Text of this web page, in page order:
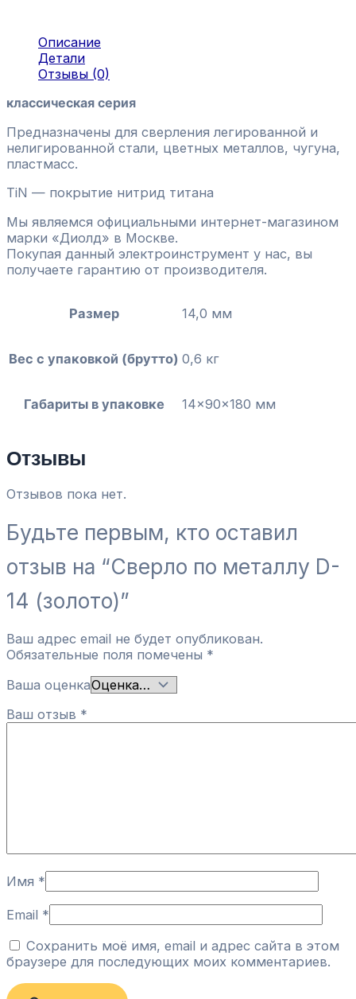
Описание
Детали
Отзывы (0)
классическая серия
Предназначены для сверления легированной и
нелигированной стали, цветных металлов, чугуна,
пластмасс.
TiN — покрытие нитрид титана
Мы являемся официальными интернет-магазином
марки «Диолд» в Москве.
Покупая данный электроинструмент у нас, вы
получаете гарантию от производителя.
Размер 14,0 мм
Вес с упаковкой (брутто) 0,6 кг
Габариты в упаковке 14x90x180 мм
Отзывы
Отзывов пока нет.
Будьте первым, кто оставил
отзыв на “Сверло по металлу D-
14 (золото)”
Ваш адрес email не будет опубликован.
Обязательные поля помечены *
Ваша оценка
Ваш отзыв *
Имя *
Email *
Сохранить моё имя, email и адрес сайта в этом
браузере для последующих моих комментариев.